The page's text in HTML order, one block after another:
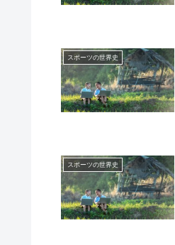
スポーツの世界史
スポーツの世界史